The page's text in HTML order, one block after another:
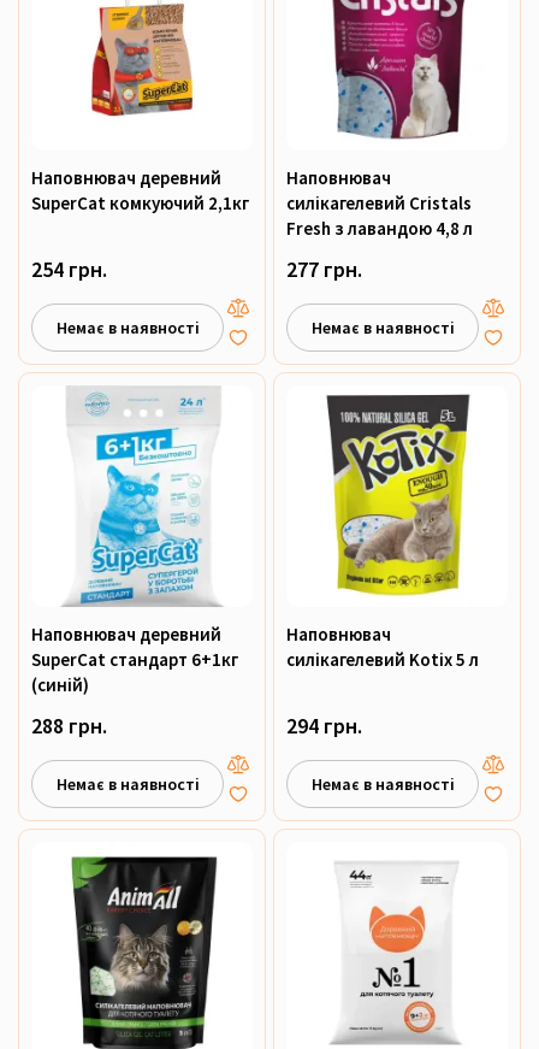
Наповнювач деревний
SuperCat комкуючий 2,1кг
254 грн.
Немає в наявності
Наповнювач
силікагелевий Cristals
Fresh з лавандою 4,8 л
277 грн.
Немає в наявності
Наповнювач деревний
SuperCat стандарт 6+1кг
(синій)
288 грн.
Немає в наявності
Наповнювач
силікагелевий Kotix 5 л
294 грн.
Немає в наявності